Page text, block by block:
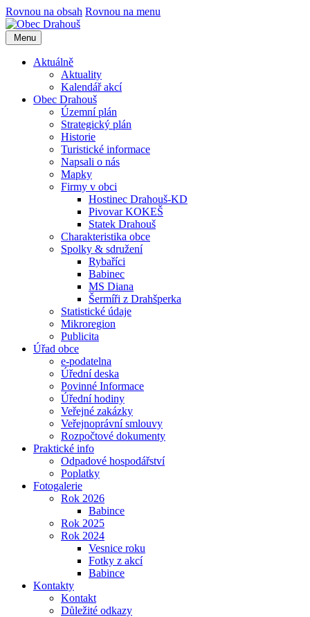
Rovnou na obsah Rovnou na menu
Menu
Aktuálně
Aktuality
Kalendář akcí
Obec Drahouš
Územní plán
Strategický plán
Historie
Turistické informace
Napsali o nás
Mapky
Firmy v obci
Hostinec Drahouš-KD
Pivovar KOKEŠ
Statek Drahouš
Charakteristika obce
Spolky & sdružení
Rybaříci
Babinec
MS Diana
Šermíři z Drahšperka
Statistické údaje
Mikroregion
Publicita
Úřad obce
e-podatelna
Úřední deska
Povinné Informace
Úřední hodiny
Veřejné zakázky
Veřejnoprávní smlouvy
Rozpočtové dokumenty
Praktické info
Odpadové hospodářství
Poplatky
Fotogalerie
Rok 2026
Babince
Rok 2025
Rok 2024
Vesnice roku
Fotky z akcí
Babince
Kontakty
Kontakt
Důležité odkazy